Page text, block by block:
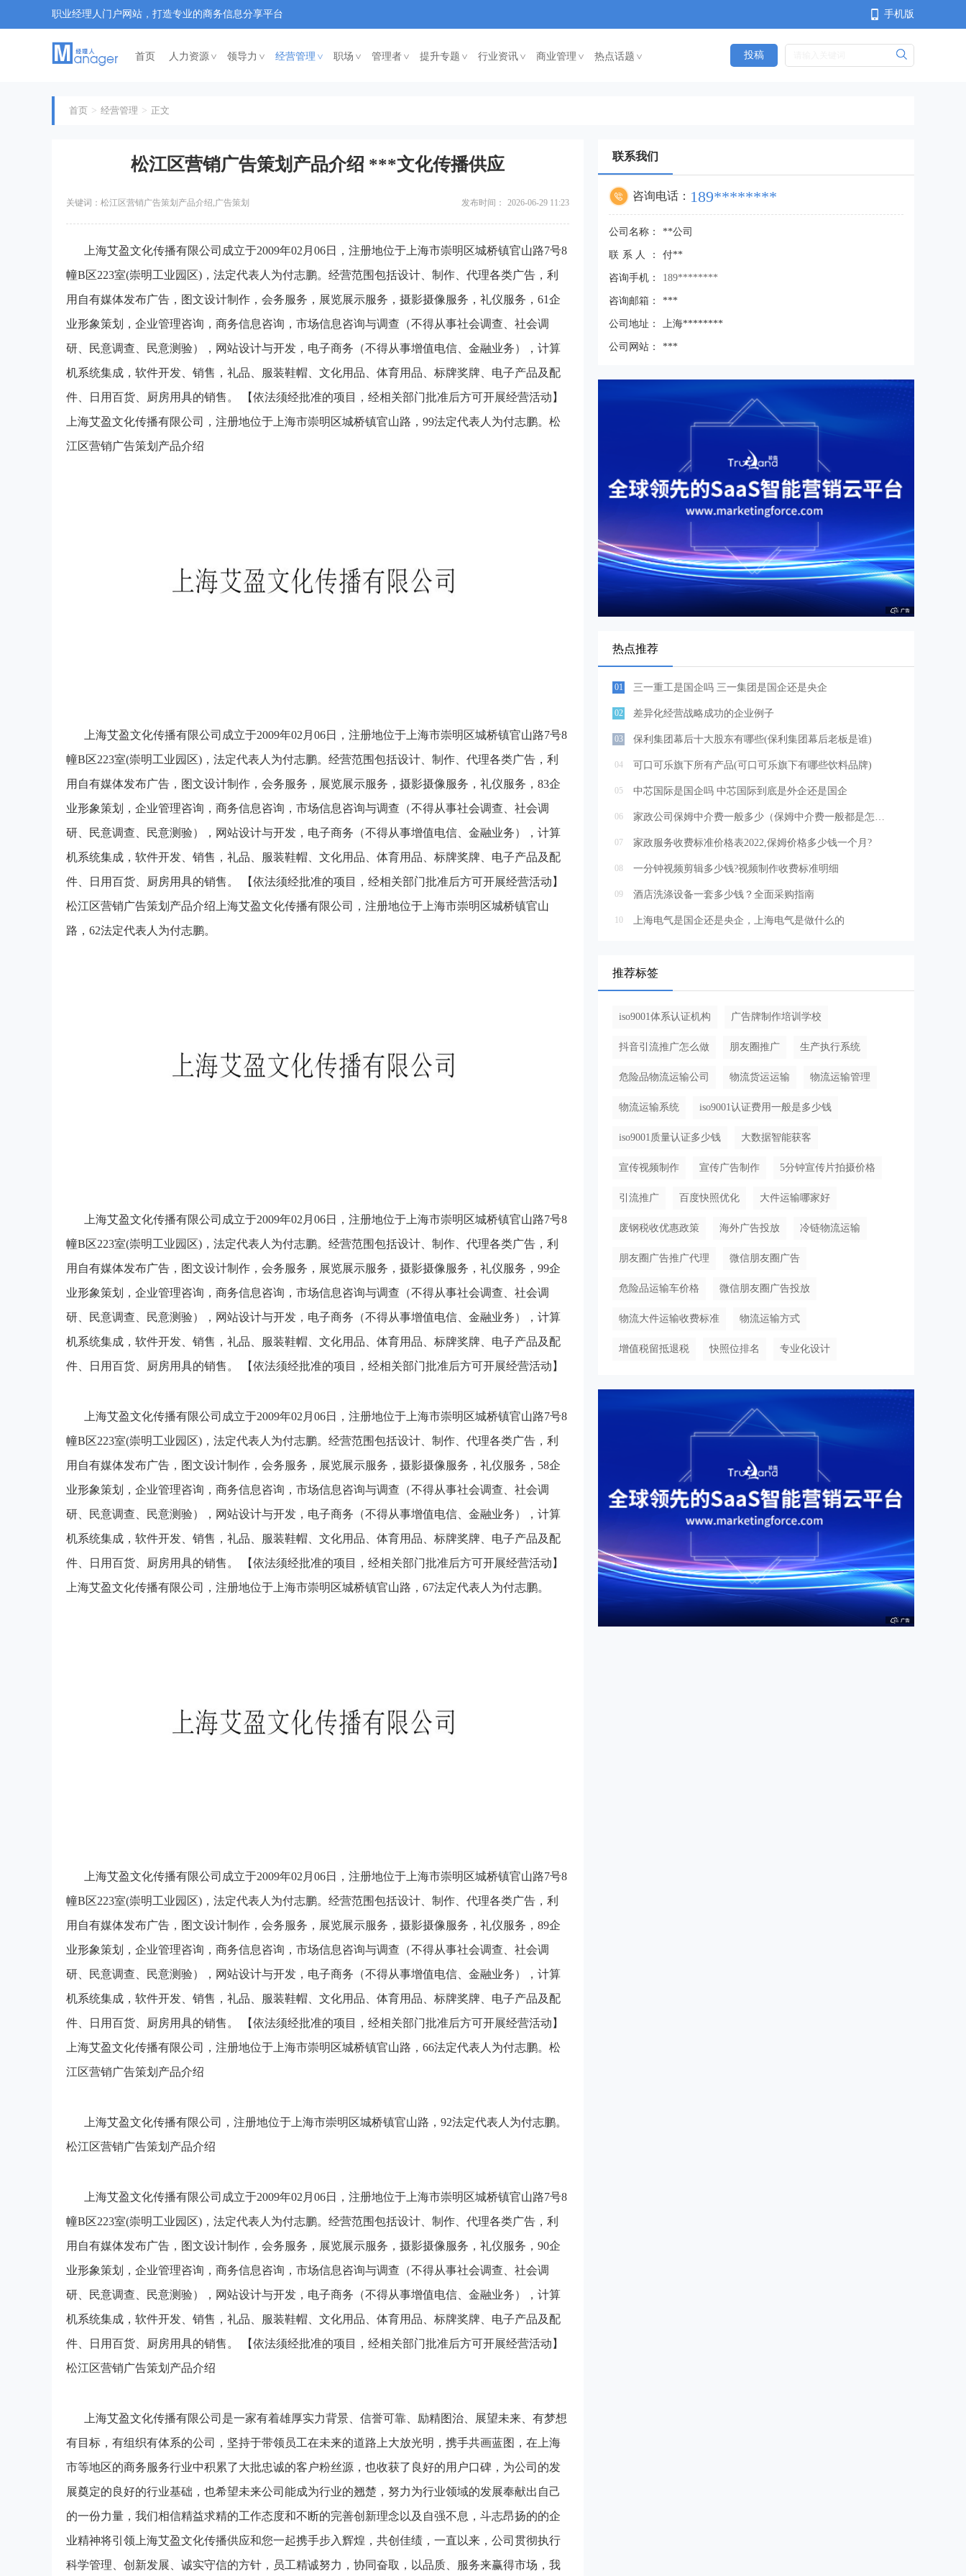
职业经理人门户网站，打造专业的商务信息分享平台 手机版
首页 人力资源< 领导力 < 经营管理< 职场< 管理者< 提升专题 < 行业资讯 < 商业管理< 热点话题 < 投稿
首页 经营管理 正文
松江区营销广告策划产品介绍 ***文化传播供应
关键词：松江区营销广告策划产品介绍,广告策划 发布时间： 2026-06-29 11:23
上海艾盈文化传播有限公司成立于2009年02月06日，注册地位于上海市崇明区城桥镇官山路7号8
幢B区223室(崇明工业园区)，法定代表人为付志鹏。经营范围包括设计、制作、代理各类广告，利
用自有媒体发布广告，图文设计制作，会务服务，展览展示服务，摄影摄像服务，礼仪服务，61企
业形象策划，企业管理咨询，商务信息咨询，市场信息咨询与调查（不得从事社会调查、社会调
研、民意调查、民意测验），网站设计与开发，电子商务（不得从事增值电信、金融业务），计算
机系统集成，软件开发、销售，礼品、服装鞋帽、文化用品、体育用品、标牌奖牌、电子产品及配
件、日用百货、厨房用具的销售。 【依法须经批准的项目，经相关部门批准后方可开展经营活动】
上海艾盈文化传播有限公司，注册地位于上海市崇明区城桥镇官山路，99法定代表人为付志鹏。松
江区营销广告策划产品介绍
上海艾盈文化传播有限公司成立于2009年02月06日，注册地位于上海市崇明区城桥镇官山路7号8
幢B区223室(崇明工业园区)，法定代表人为付志鹏。经营范围包括设计、制作、代理各类广告，利
用自有媒体发布广告，图文设计制作，会务服务，展览展示服务，摄影摄像服务，礼仪服务，83企
业形象策划，企业管理咨询，商务信息咨询，市场信息咨询与调查（不得从事社会调查、社会调
研、民意调查、民意测验），网站设计与开发，电子商务（不得从事增值电信、金融业务），计算
机系统集成，软件开发、销售，礼品、服装鞋帽、文化用品、体育用品、标牌奖牌、电子产品及配
件、日用百货、厨房用具的销售。 【依法须经批准的项目，经相关部门批准后方可开展经营活动】
松江区营销广告策划产品介绍上海艾盈文化传播有限公司，注册地位于上海市崇明区城桥镇官山
路，62法定代表人为付志鹏。
上海艾盈文化传播有限公司成立于2009年02月06日，注册地位于上海市崇明区城桥镇官山路7号8
幢B区223室(崇明工业园区)，法定代表人为付志鹏。经营范围包括设计、制作、代理各类广告，利
用自有媒体发布广告，图文设计制作，会务服务，展览展示服务，摄影摄像服务，礼仪服务，99企
业形象策划，企业管理咨询，商务信息咨询，市场信息咨询与调查（不得从事社会调查、社会调
研、民意调查、民意测验），网站设计与开发，电子商务（不得从事增值电信、金融业务），计算
机系统集成，软件开发、销售，礼品、服装鞋帽、文化用品、体育用品、标牌奖牌、电子产品及配
件、日用百货、厨房用具的销售。 【依法须经批准的项目，经相关部门批准后方可开展经营活动】
上海艾盈文化传播有限公司成立于2009年02月06日，注册地位于上海市崇明区城桥镇官山路7号8
幢B区223室(崇明工业园区)，法定代表人为付志鹏。经营范围包括设计、制作、代理各类广告，利
用自有媒体发布广告，图文设计制作，会务服务，展览展示服务，摄影摄像服务，礼仪服务，58企
业形象策划，企业管理咨询，商务信息咨询，市场信息咨询与调查（不得从事社会调查、社会调
研、民意调查、民意测验），网站设计与开发，电子商务（不得从事增值电信、金融业务），计算
机系统集成，软件开发、销售，礼品、服装鞋帽、文化用品、体育用品、标牌奖牌、电子产品及配
件、日用百货、厨房用具的销售。 【依法须经批准的项目，经相关部门批准后方可开展经营活动】
上海艾盈文化传播有限公司，注册地位于上海市崇明区城桥镇官山路，67法定代表人为付志鹏。
上海艾盈文化传播有限公司成立于2009年02月06日，注册地位于上海市崇明区城桥镇官山路7号8
幢B区223室(崇明工业园区)，法定代表人为付志鹏。经营范围包括设计、制作、代理各类广告，利
用自有媒体发布广告，图文设计制作，会务服务，展览展示服务，摄影摄像服务，礼仪服务，89企
业形象策划，企业管理咨询，商务信息咨询，市场信息咨询与调查（不得从事社会调查、社会调
研、民意调查、民意测验），网站设计与开发，电子商务（不得从事增值电信、金融业务），计算
机系统集成，软件开发、销售，礼品、服装鞋帽、文化用品、体育用品、标牌奖牌、电子产品及配
件、日用百货、厨房用具的销售。 【依法须经批准的项目，经相关部门批准后方可开展经营活动】
上海艾盈文化传播有限公司，注册地位于上海市崇明区城桥镇官山路，66法定代表人为付志鹏。松
江区营销广告策划产品介绍
上海艾盈文化传播有限公司，注册地位于上海市崇明区城桥镇官山路，92法定代表人为付志鹏。
松江区营销广告策划产品介绍
上海艾盈文化传播有限公司成立于2009年02月06日，注册地位于上海市崇明区城桥镇官山路7号8
幢B区223室(崇明工业园区)，法定代表人为付志鹏。经营范围包括设计、制作、代理各类广告，利
用自有媒体发布广告，图文设计制作，会务服务，展览展示服务，摄影摄像服务，礼仪服务，90企
业形象策划，企业管理咨询，商务信息咨询，市场信息咨询与调查（不得从事社会调查、社会调
研、民意调查、民意测验），网站设计与开发，电子商务（不得从事增值电信、金融业务），计算
机系统集成，软件开发、销售，礼品、服装鞋帽、文化用品、体育用品、标牌奖牌、电子产品及配
件、日用百货、厨房用具的销售。 【依法须经批准的项目，经相关部门批准后方可开展经营活动】
松江区营销广告策划产品介绍
上海艾盈文化传播有限公司是一家有着雄厚实力背景、信誉可靠、励精图治、展望未来、有梦想
有目标，有组织有体系的公司，坚持于带领员工在未来的道路上大放光明，携手共画蓝图，在上海
市等地区的商务服务行业中积累了大批忠诚的客户粉丝源，也收获了良好的用户口碑，为公司的发
展奠定的良好的行业基础，也希望未来公司能成为行业的翘楚，努力为行业领域的发展奉献出自己
的一份力量，我们相信精益求精的工作态度和不断的完善创新理念以及自强不息，斗志昂扬的的企
业精神将引领上海艾盈文化传播供应和您一起携手步入辉煌，共创佳绩，一直以来，公司贯彻执行
科学管理、创新发展、诚实守信的方针，员工精诚努力，协同奋取，以品质、服务来赢得市场，我
联系我们
咨询电话： 189********
公司名称： **公司
联系人： 付**
咨询手机： 189********
咨询邮箱： ***
公司地址： 上海********
公司网站： ***
热点推荐
01 三一重工是国企吗 三一集团是国企还是央企
02 差异化经营战略成功的企业例子
03 保利集团幕后十大股东有哪些(保利集团幕后老板是谁)
04 可口可乐旗下所有产品(可口可乐旗下有哪些饮料品牌)
05 中芯国际是国企吗 中芯国际到底是外企还是国企
06 家政公司保姆中介费一般多少（保姆中介费一般都是怎么收取的）
07 家政服务收费标准价格表2022,保姆价格多少钱一个月?
08 一分钟视频剪辑多少钱?视频制作收费标准明细
09 酒店洗涤设备一套多少钱？全面采购指南
10 上海电气是国企还是央企，上海电气是做什么的
推荐标签
iso9001体系认证机构 广告牌制作培训学校
抖音引流推广怎么做 朋友圈推广 生产执行系统
危险品物流运输公司 物流货运运输 物流运输管理
物流运输系统 iso9001认证费用一般是多少钱
iso9001质量认证多少钱 大数据智能获客
宣传视频制作 宣传广告制作 5分钟宣传片拍摄价格
引流推广 百度快照优化 大件运输哪家好
废钢税收优惠政策 海外广告投放 冷链物流运输
朋友圈广告推广代理 微信朋友圈广告
危险品运输车价格 微信朋友圈广告投放
物流大件运输收费标准 物流运输方式
增值税留抵退税 快照位排名 专业化设计